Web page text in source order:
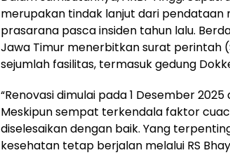
merupakan tindak lanjut dari pendataan
prasarana pasca insiden tahun lalu.
Jawa Timur menerbitkan surat
sejumlah fasilitas, termasuk gedung
“Renovasi dimulai pada 1 Desember
Meskipun sempat terkendala faktor
diselesaikan dengan baik. Yang
kesehatan tetap berjalan melalui RS